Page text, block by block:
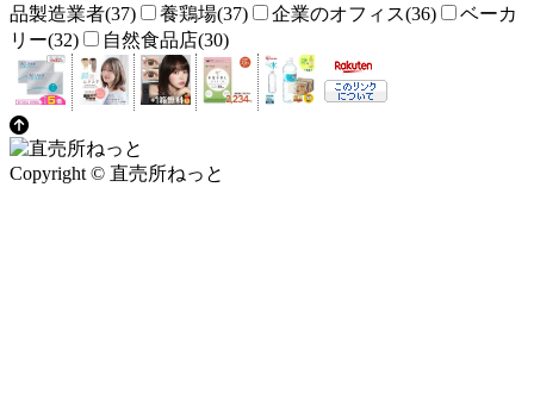
品製造業者(37)
養鶏場(37) 企業のオフィス(36)
ベーカ
リー(32)
自然食品店(30)
Copyright © 直売所ねっと